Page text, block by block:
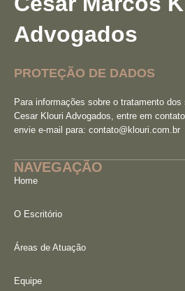
Advogados
PROTEÇÃO DE DADOS
Para informações sobre o tratamento
Cesar Klouri Advogados, entre em
envie e-mail para: contato@klouri.com.br
NAVEGAÇÃO
Home
O Escritório
Áreas de Atuação
Equipe